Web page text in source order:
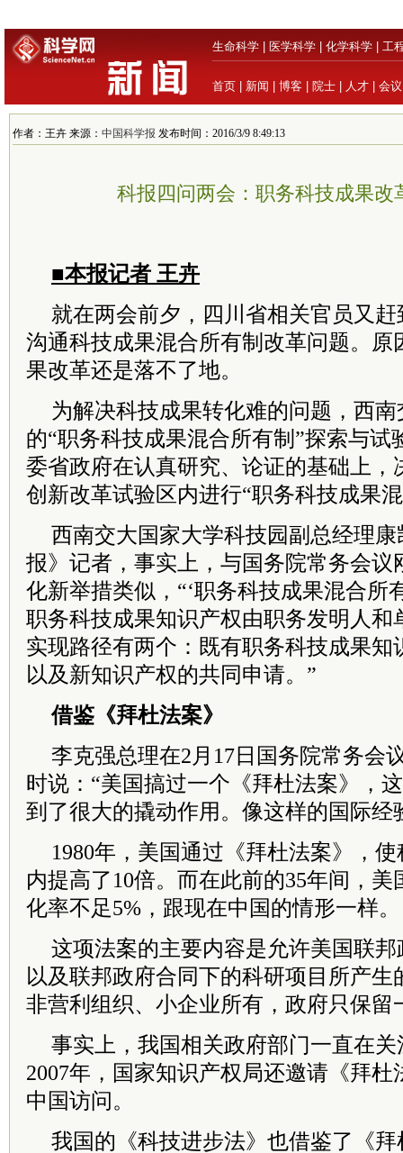
生命科学 医学科学 化学科学 工
首页 新闻 博客 院士 人才 会议
作者：王卉 来源： 中国科学报 发布时间：2016/3/9 8:49:13
科报四问两会：职务科技成果改
■本报记者 王卉
就在两会前夕，四川省相关官员又
沟通科技成果混合所有制改革问题。原
果改革还是落不了地。
为解决科技成果转化难的问题，西
的“职务科技成果混合所有制”探索与试
委省政府在认真研究、论证的基础上，
创新改革试验区内进行“职务科技成果
西南交大国家大学科技园副总经理
报》记者，事实上，与国务院常务会议
化新举措类似，“‘职务科技成果混合所
职务科技成果知识产权由职务发明人和
实现路径有两个：既有职务科技成果知
以及新知识产权的共同申请。”
借鉴《拜杜法案》
李克强总理在2月17日国务院常务会
时说：“美国搞过一个《拜杜法案》，
到了很大的撬动作用。像这样的国际经
1980年，美国通过《拜杜法案》，
内提高了10倍。而在此前的35年间，
化率不足5%，跟现在中国的情形一样。
这项法案的主要内容是允许美国联
以及联邦政府合同下的科研项目所产生
非营利组织、小企业所有，政府只保留
事实上，我国相关政府部门一直在
2007年，国家知识产权局还邀请《拜
中国访问。
我国的《科技进步法》也借鉴了《